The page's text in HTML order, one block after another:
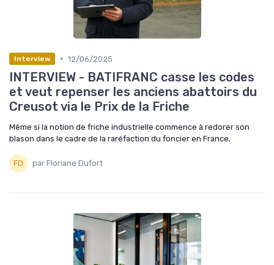
Interview • 12/06/2025
INTERVIEW - BATIFRANC casse les codes
et veut repenser les anciens abattoirs du
Creusot via le Prix de la Friche
Même si la notion de friche industrielle commence à redorer son
blason dans le cadre de la raréfaction du foncier en France,
par Floriane Dufort